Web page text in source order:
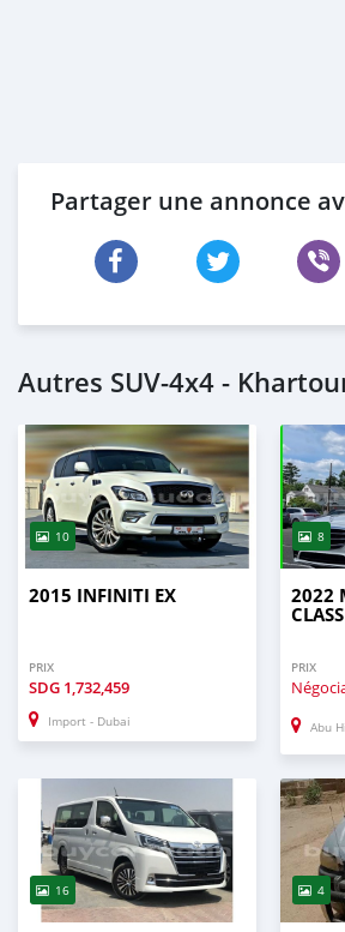
Partager une annonce
Autres SUV‒4x4 -
10
2015 INFINITI EX
PRIX
SDG 1,732,459
Import - Dubai
8
2022
CLASS
PRIX
Abu
16 4